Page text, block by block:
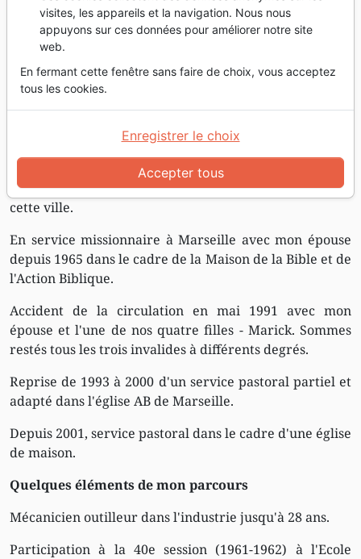
naissance
Mes lieux de naissance
et de résidence
Né à Paris où j'ai vécu
Né de nouveau à Meknès en 1957 - grâce au
témoignage missionnaire de La Maison de la Bible dans
cette ville.
En service missionnaire à Marseille avec mon épouse
depuis 1965 dans le cadre de la Maison de la Bible et de
l'Action Biblique.
Accident de la circulation en mai 1991 avec mon
épouse et l'une de nos quatre filles - Marick. Sommes
restés tous les trois invalides à différents degrés.
Reprise de 1993 à 2000 d'un service pastoral partiel et
adapté dans l'église AB de Marseille.
Depuis 2001, service pastoral dans le cadre d'une église
de maison.
Quelques éléments de mon parcours
Mécanicien outilleur dans l'industrie jusqu'à 28 ans.
Participation à la 40e session (1961-1962) à l'Ecole
visites, les appareils et la navigation. Nous nous
appuyons sur ces données pour améliorer notre site
web.
En fermant cette fenêtre sans faire de choix, vous acceptez
tous les cookies.
Accepter tous
Enregistrer le choix